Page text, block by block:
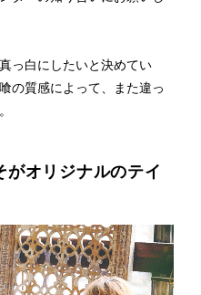
っ白にしたいと決めてい
の質感によって、また違っ
がオリジナルのテイ